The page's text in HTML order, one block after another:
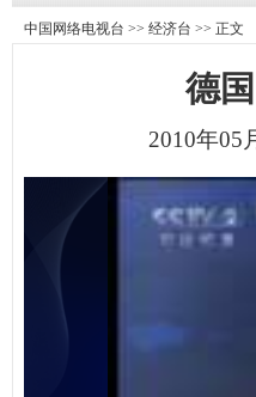
中国网络电视台 >> 经济台 >> 正文
德
2010年05